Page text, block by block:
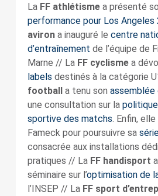
La FF athlétismea présenté
performance pour Los Angeles
avirona inauguré le centre
d’entraînement de l’équipe de
Marne // La FF cyclismea
labels destinés à la catégorie
footballa tenu son assemblée
une consultation sur la
sportive des matchs. Enfin,
Fameck pour poursuivre sa
consacrée aux installations
pratiques // La FF handisport
séminaire sur l’optimisation de
l’INSEP // La FF sport